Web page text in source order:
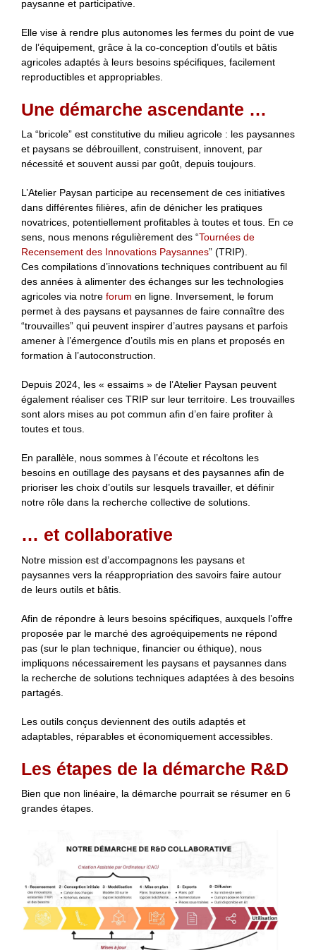
paysanne et participative.
Elle vise à rendre plus autonomes les fermes du point de vue
de l’équipement, grâce à la co-conception d’outils et bâtis
agricoles adaptés à leurs besoins spécifiques, facilement
reproductibles et appropriables.
Une démarche ascendante …
La “bricole” est constitutive du milieu agricole : les paysannes
et paysans se débrouillent, construisent, innovent, par
nécessité et souvent aussi par goût, depuis toujours.
L’Atelier Paysan participe au recensement de ces initiatives
dans différentes filières, afin de dénicher les pratiques
novatrices, potentiellement profitables à toutes et tous. En ce
sens, nous menons régulièrement des “Tournées de
Recensement des Innovations Paysannes” (TRIP).
Ces compilations d’innovations techniques contribuent au fil
des années à alimenter des échanges sur les technologies
agricoles via notre forum en ligne. Inversement, le forum
permet à des paysans et paysannes de faire connaître des
“trouvailles” qui peuvent inspirer d’autres paysans et parfois
amener à l’émergence d’outils mis en plans et proposés en
formation à l’autoconstruction.
Depuis 2024, les « essaims » de l’Atelier Paysan peuvent
également réaliser ces TRIP sur leur territoire. Les trouvailles
sont alors mises au pot commun afin d’en faire profiter à
toutes et tous.
En parallèle, nous sommes à l’écoute et récoltons les
besoins en outillage des paysans et des paysannes afin de
prioriser les choix d’outils sur lesquels travailler, et définir
notre rôle dans la recherche collective de solutions.
… et collaborative
Notre mission est d’accompagnons les paysans et
paysannes vers la réappropriation des savoirs faire autour
de leurs outils et bâtis.
Afin de répondre à leurs besoins spécifiques, auxquels l’offre
proposée par le marché des agroéquipements ne répond
pas (sur le plan technique, financier ou éthique), nous
impliquons nécessairement les paysans et paysannes dans
la recherche de solutions techniques adaptées à des besoins
partagés.
Les outils conçus deviennent des outils adaptés et
adaptables, réparables et économiquement accessibles.
Les étapes de la démarche R&D
Bien que non linéaire, la démarche pourrait se résumer en 6
grandes étapes.